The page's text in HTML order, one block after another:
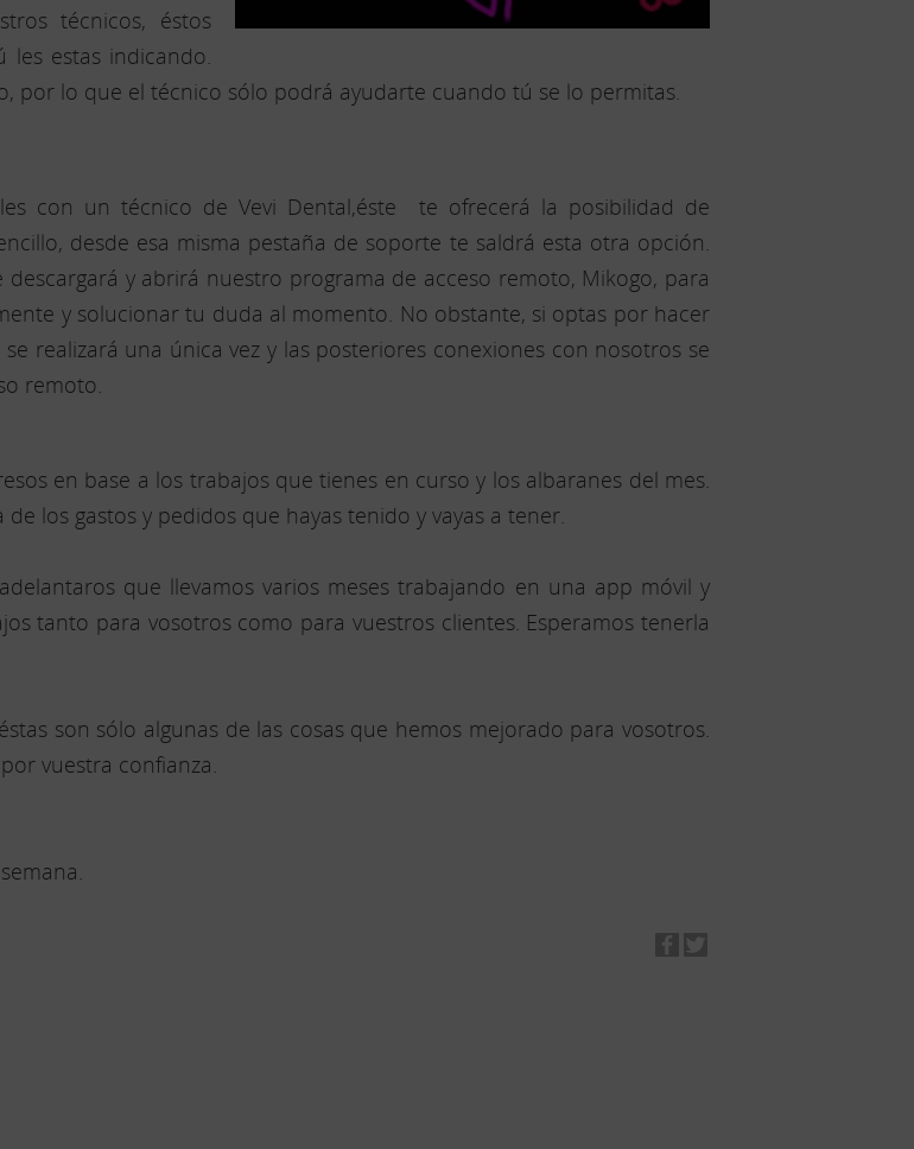
técnicos, éstos
estas indicando.
por lo que el técnico sólo podrá ayudarte cuando tú se lo permitas.
con un técnico de Vevi Dental,éste te ofrecerá la posibilidad de
desde esa misma pestaña de soporte te saldrá esta otra opción.
y abrirá nuestro programa de acceso remoto, Mikogo, para
y solucionar tu duda al momento. No obstante, si optas por hacer
realizará una única vez y las posteriores conexiones con nosotros se
remoto.
en base a los trabajos que tienes en curso y los albaranes del mes.
los gastos y pedidos que hayas tenido y vayas a tener.
que llevamos varios meses trabajando en una app móvil y
tanto para vosotros como para vuestros clientes. Esperamos tenerla
son sólo algunas de las cosas que hemos mejorado para vosotros.
vuestra confianza.